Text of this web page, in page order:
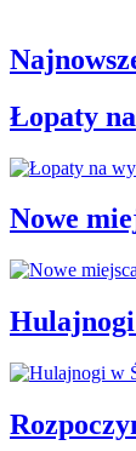
Łopaty
Nowe